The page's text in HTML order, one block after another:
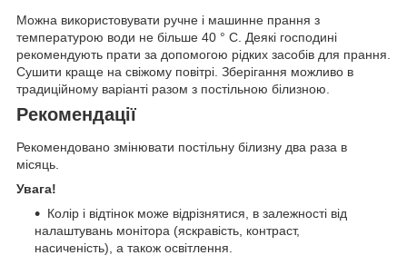
Можна використовувати ручне і машинне прання з
температурою води не більше 40 ° C. Деякі господині
рекомендують прати за допомогою рідких засобів для прання.
Сушити краще на свіжому повітрі. Зберігання можливо в
традиційному варіанті разом з постільною білизною.
Рекомендації
Рекомендовано змінювати постільну білизну два раза в
місяць.
Увага!
Колір і відтінок може відрізнятися, в залежності від
налаштувань монітора (яскравість, контраст,
насиченість), а також освітлення.